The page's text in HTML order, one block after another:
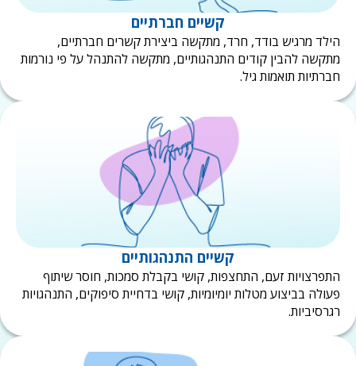
קשיים חברתיים
מרגיש בודד, חרד, מתקשה ביצירת קשרים חברתיים,
להבין קודים התנהגותיים, מתקשה להתנהל על פי נורמות
תואמות גיל.
קשיים התנהגותיים
זעם, התחצפות, קושי בקבלת סמכות, חוסר שיתוף
בביצוע מטלות יומיומיות, קושי בדחיית סיפוקים, התנהגויות